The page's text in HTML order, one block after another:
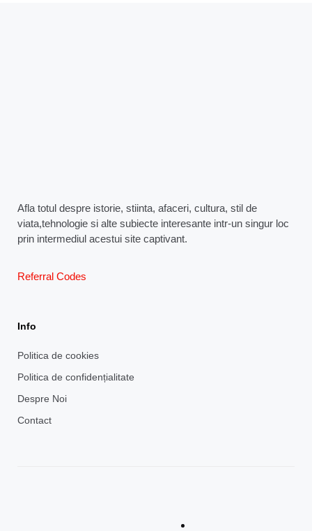
Afla totul despre istorie, stiinta, afaceri, cultura, stil de
viata,tehnologie si alte subiecte interesante intr-un singur loc
prin intermediul acestui site captivant.
Referral Codes
Info
Politica de cookies
Politica de confidențialitate
Despre Noi
Contact